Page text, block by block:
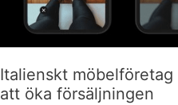
Italienskt
att öka försäljningen